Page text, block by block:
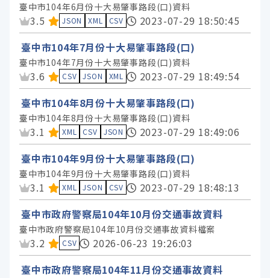
臺中市104年6月份十大易肇事路段(口)資料
資料集評分：
3.5 JSON XML CSV
2023-07-29 18:50:45
臺中市104年7月份十大易肇事路段(口)
臺中市104年7月份十大易肇事路段(口)資料
資料集評分：
3.6 CSV JSON XML
2023-07-29 18:49:54
臺中市104年8月份十大易肇事路段(口)
臺中市104年8月份十大易肇事路段(口)資料
資料集評分：
3.1 XML CSV JSON
2023-07-29 18:49:06
臺中市104年9月份十大易肇事路段(口)
臺中市104年9月份十大易肇事路段(口)資料
資料集評分：
3.1 XML JSON CSV
2023-07-29 18:48:13
臺中市政府警察局104年10月份交通事故資料
臺中市政府警察局104年10月份交通事故資料檔案
資料集評分：
3.2 CSV
2026-06-23 19:26:03
臺中市政府警察局104年11月份交通事故資料